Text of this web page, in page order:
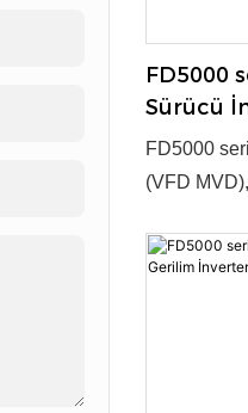
FD5000
Sürücü
FGI
FD5000
(VFD
teknoloji ve
Evet ●